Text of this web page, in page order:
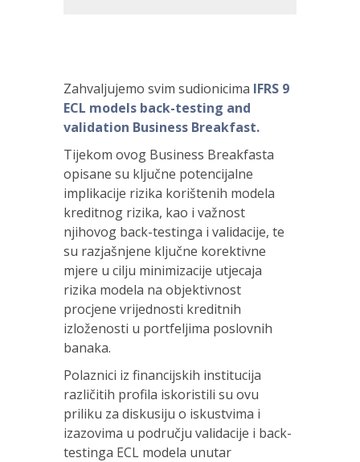
Zahvaljujemo svim sudionicima IFRS 9
ECL models back-testing and
validation Business Breakfast.
Tijekom ovog Business Breakfasta
opisane su ključne potencijalne
implikacije rizika korištenih modela
kreditnog rizika, kao i važnost
njihovog back-testinga i validacije, te
su razjašnjene ključne korektivne
mjere u cilju minimizacije utjecaja
rizika modela na objektivnost
procjene vrijednosti kreditnih
izloženosti u portfeljima poslovnih
banaka.
Polaznici iz financijskih institucija
različitih profila iskoristili su ovu
priliku za diskusiju o iskustvima i
izazovima u području validacije i back-
testinga ECL modela unutar